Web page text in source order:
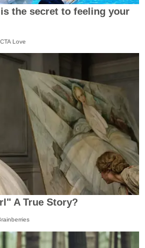
the secret to feeling your
CTA Love
A True Story?